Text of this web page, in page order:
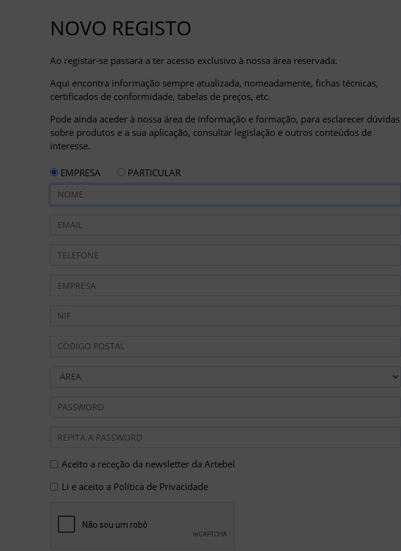
NOVO REGISTO
Ao registar-se passará a ter acesso exclusivo à nossa área reservada.
Aqui encontra informação sempre atualizada, nomeadamente, fichas técnicas,
certificados de conformidade, tabelas de preços, etc.
Pode ainda aceder à nossa área de informação e formação, para esclarecer dúvidas
sobre produtos e a sua aplicação, consultar legislação e outros conteúdos de
interesse.
EMPRESA PARTICULAR
Aceito a receção da newsletter da Artebel
Li e aceito a Política de Privacidade